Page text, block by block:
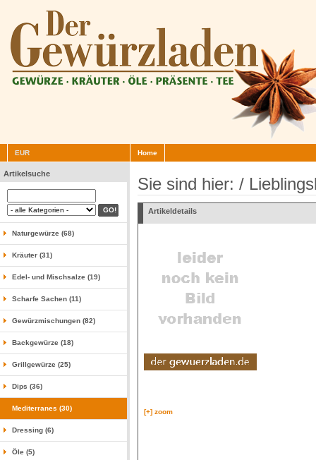
EUR Home
Artikelsuche
Naturgewürze (68)
Kräuter (31)
Edel- und Mischsalze (19)
Scharfe Sachen (11)
Gewürzmischungen (82)
Backgewürze (18)
Grillgewürze (25)
Dips (36)
Mediterranes (30)
Dressing (6)
Öle (5)
Sie sind hier: /
Artikeldetails
[+] zoom